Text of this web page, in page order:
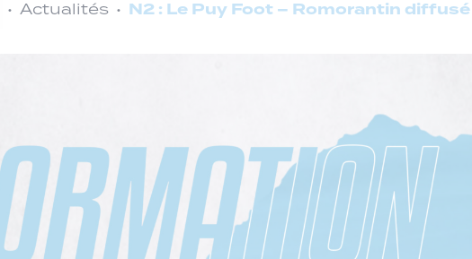
Actualités N2 : Le Puy Foot – Romorantin